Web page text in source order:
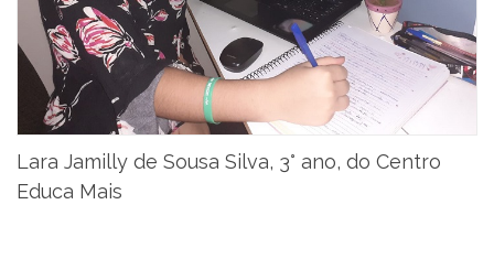
Lara Jamilly de Sousa Silva, 3° ano, do Centro
Educa Mais